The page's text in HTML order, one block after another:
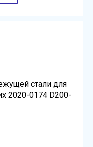
стали для
2020-0174 D200-